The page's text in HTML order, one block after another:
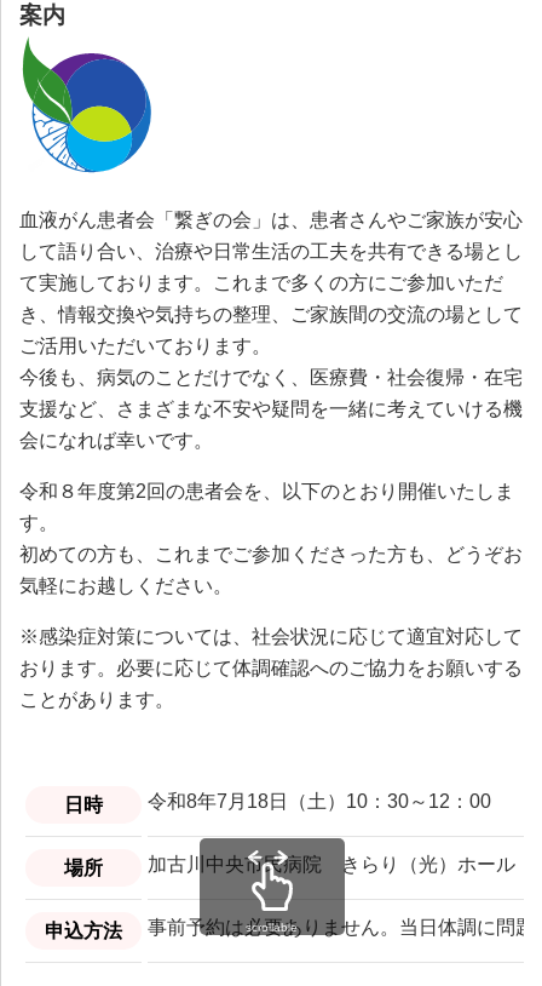
案内
血液がん患者会「繋ぎの会」は、患者さんやご家族が安心
して語り合い、治療や日常生活の工夫を共有できる場とし
て実施しております。これまで多くの方にご参加いただ
き、情報交換や気持ちの整理、ご家族間の交流の場として
ご活用いただいております。
今後も、病気のことだけでなく、医療費・社会復帰・在宅
支援など、さまざまな不安や疑問を一緒に考えていける機
会になれば幸いです。
令和８年度第2回の患者会を、以下のとおり開催いたしま
す。
初めての方も、これまでご参加くださった方も、どうぞお
気軽にお越しください。
※感染症対策については、社会状況に応じて適宜対応して
おります。必要に応じて体調確認へのご協力をお願いする
ことがあります。
日時 令和8年7月18日（土）10：30～12：00
場所 加古川中央市民病院 きらり（光）ホール
申込方法 事前予約は必要ありません。当日体調に問
scrollable